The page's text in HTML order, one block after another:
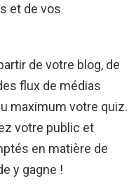
et de vos
de votre blog, de
flux de médias
maximum votre quiz.
votre public et
en matière de
y gagne !